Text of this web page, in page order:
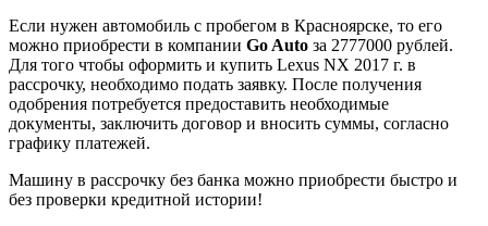
Если нужен автомобиль с пробегом в Красноярске, то его
можно приобрести в компании Go Auto за 2777000 рублей.
Для того чтобы оформить и купить Lexus NX 2017 г. в
рассрочку, необходимо подать заявку. После получения
одобрения потребуется предоставить необходимые
документы, заключить договор и вносить суммы, согласно
графику платежей.
Машину в рассрочку без банка можно приобрести быстро и
без проверки кредитной истории!